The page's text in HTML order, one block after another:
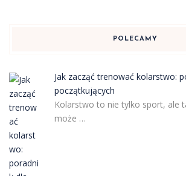
POLECAMY
Jak zacząć trenować kolarstwo:
początkujących
Kolarstwo to nie tylko sport, ale
może …